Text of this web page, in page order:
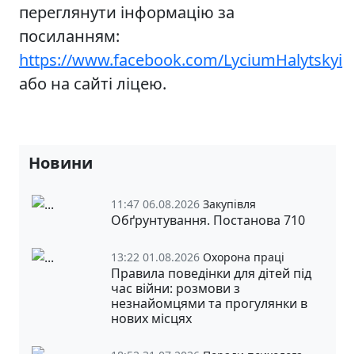
переглянути інформацію за
посиланням:
https://www.facebook.com/LyciumHalytskyi
або на сайті ліцею.
Новини
11:47 06.08.2026 Закупівля
Обґрунтування. Постанова 710
13:22 01.08.2026 Охорона праці
Правила поведінки для дітей під
час війни: розмови з
незнайомцями та прогулянки в
нових місцях